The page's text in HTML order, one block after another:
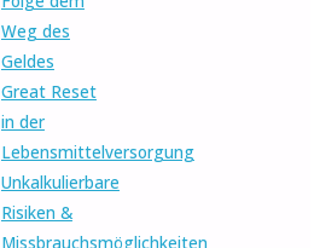
Weg des
Geldes
Great Reset
in der
Lebensmittelversorgung
Unkalkulierbare
Risiken &
Missbrauchsmöglichkeiten